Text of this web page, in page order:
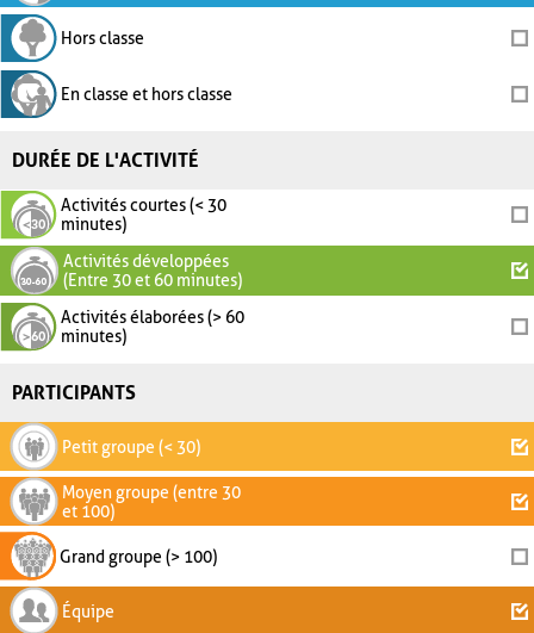
Hors classe
En classe et hors classe
DURÉE DE L'ACTIVITÉ
Activités courtes (< 30
minutes)
Activités développées
(Entre 30 et 60 minutes)
Activités élaborées (> 60
minutes)
PARTICIPANTS
Petit groupe (< 30)
Moyen groupe (entre 30
et 100)
Grand groupe (> 100)
Équipe